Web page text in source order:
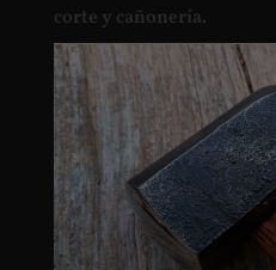
corte y cañonería.